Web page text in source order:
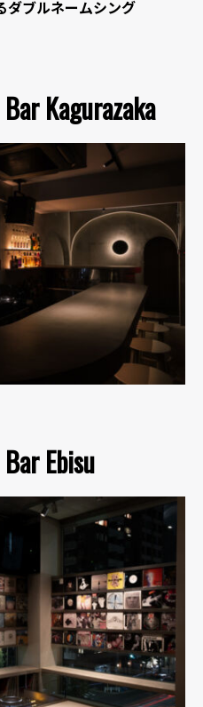
ダブルネームシング
Kagurazaka
Ebisu